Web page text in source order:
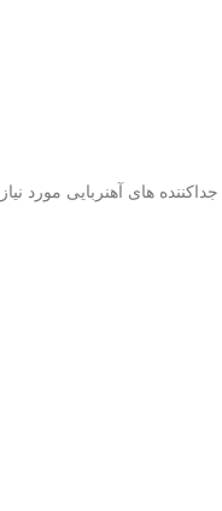
های آهنربایی مورد